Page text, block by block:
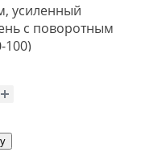
усиленный
с поворотным
100)